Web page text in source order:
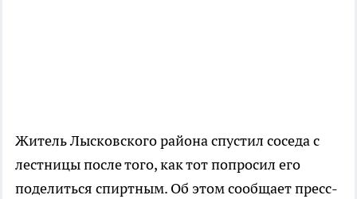
Житель Лысковского района спустил соседа с
лестницы после того, как тот попросил его
поделиться спиртным. Об этом сообщает пресс-